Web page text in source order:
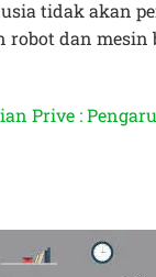
tidak akan
robot dan mesin
Prive :